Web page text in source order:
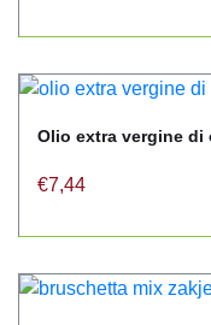
Olio extra vergine di
€7,44